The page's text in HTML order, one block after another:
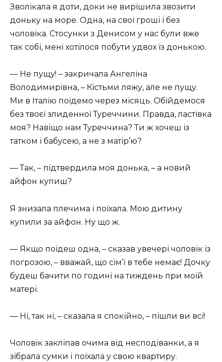
Зволікала я доти, доки не вирішила звозити
доньку на море. Одна, на свої гроші і без
чоловіка. Стосунки з Денисом у нас були вже
так собі, мені хотілося побути удвох із донькою.
— Не пущу! – закричала Ангеліна
Володимирівна, – Кістьми ляжу, але не пущу.
Ми в Італію поїдемо через місяць. Обійдемося
без твоєї злиденної Туреччини. Правда, ластівка
моя? Навіщо нам Туреччина? Ти ж хочеш із
татком і бабусею, а не з матір’ю?
— Так, – підтвердила моя донька, – а новий
айфон купиш?
Я знизала плечима і поїхала. Мою дитину
купили за айфон. Ну що ж.
— Якщо поїдеш одна, – сказав увечері чоловік із
погрозою, – вважай, що сім’ї в тебе немає! Дочку
будеш бачити по годині на тиждень при моїй
матері.
— Ні, так ні, – сказала я спокійно, – пішли ви всі!
Чоловік закліпав очима від несподіванки, а я
зібрала сумки і поїхала у свою квартиру.